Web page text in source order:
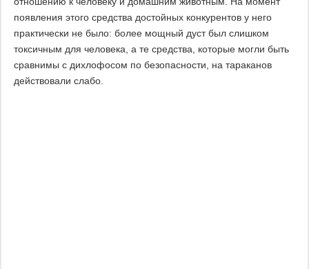
появления этого средства достойных конкурентов у него
практически не было: более мощный дуст был слишком
токсичным для человека, а те средства, которые могли быть
сравнимы с дихлофосом по безопасности, на тараканов
действовали слабо.